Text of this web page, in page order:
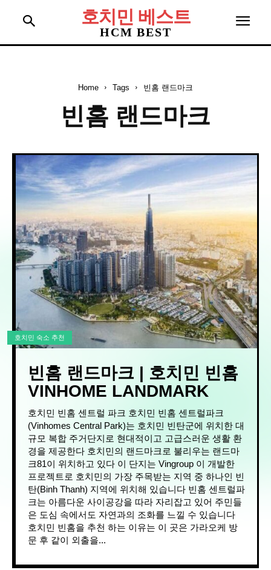
호치민 베스트
HCM BEST
Home Tags 빈홈 랜드마크
빈홈 랜드마크
호치민 숙소 추천
빈홈 랜드마크 | 호치민 빈홈
VINHOME LANDMARK
호치민 빈홈 센트럴 파크 호치민 빈홈 센트럴파크
(Vinhomes Central Park)는 호치민 빈탄군에 위치한 대
규모 복합 주거단지로 현대적이고 고급스러운 생활 환
경을 제공한다 호치민의 랜드마크로 불리우는 랜드마
크81이 위치하고 있다 이 단지는 Vingroup 이 개발한
프로젝트로 호치민의 가장 주목받는 지역 중 하나인 빈
탄(Binh Thanh) 지역에 위치해 있습니다 빈홈 센트럴파
크는 아름다운 사이공강을 따라 자리잡고 있어 주민들
은 도심 속에서도 자연과의 조화를 느낄 수 있습니다
호치민 빈홈을 추천 하는 이유는 이 곳은 가라오케 방
문 후 같이 외출을...